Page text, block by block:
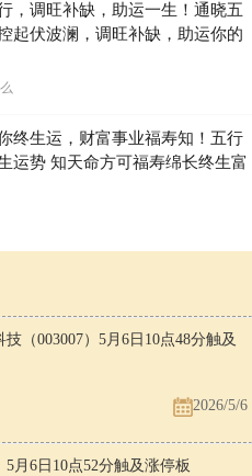
，调旺补缺，助运一生！通晓五
起伏波澜，调旺补缺，助运你的
终生运，财富事业福寿知！五行
运势 知天命方可福寿绵长终生富
（003007）5月6日10点48分触及
2026/5/6
5月6日10点52分触及涨停板